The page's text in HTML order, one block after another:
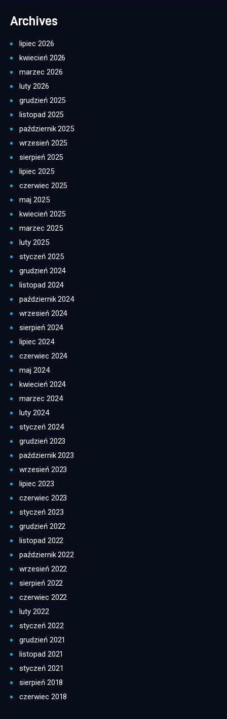
Archives
lipiec 2026
kwiecień 2026
marzec 2026
luty 2026
grudzień 2025
listopad 2025
październik 2025
wrzesień 2025
sierpień 2025
lipiec 2025
czerwiec 2025
maj 2025
kwiecień 2025
marzec 2025
luty 2025
styczeń 2025
grudzień 2024
listopad 2024
październik 2024
wrzesień 2024
sierpień 2024
lipiec 2024
czerwiec 2024
maj 2024
kwiecień 2024
marzec 2024
luty 2024
styczeń 2024
grudzień 2023
październik 2023
wrzesień 2023
lipiec 2023
czerwiec 2023
styczeń 2023
grudzień 2022
listopad 2022
październik 2022
wrzesień 2022
sierpień 2022
czerwiec 2022
luty 2022
styczeń 2022
grudzień 2021
listopad 2021
styczeń 2021
sierpień 2018
czerwiec 2018